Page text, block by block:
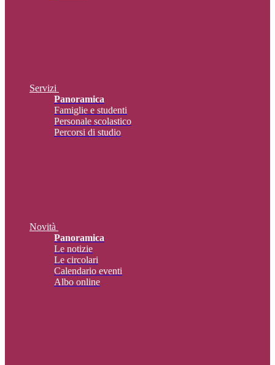
Servizi
Panoramica
Famiglie e studenti
Personale scolastico
Percorsi di studio
Novità
Panoramica
Le notizie
Le circolari
Calendario eventi
Albo online